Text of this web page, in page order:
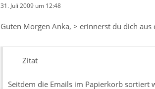
31. Juli 2009 um 12:48
Guten Morgen Anka, > erinnerst du dich
Zitat
Seitdem die Emails im Papierkorb sortiert